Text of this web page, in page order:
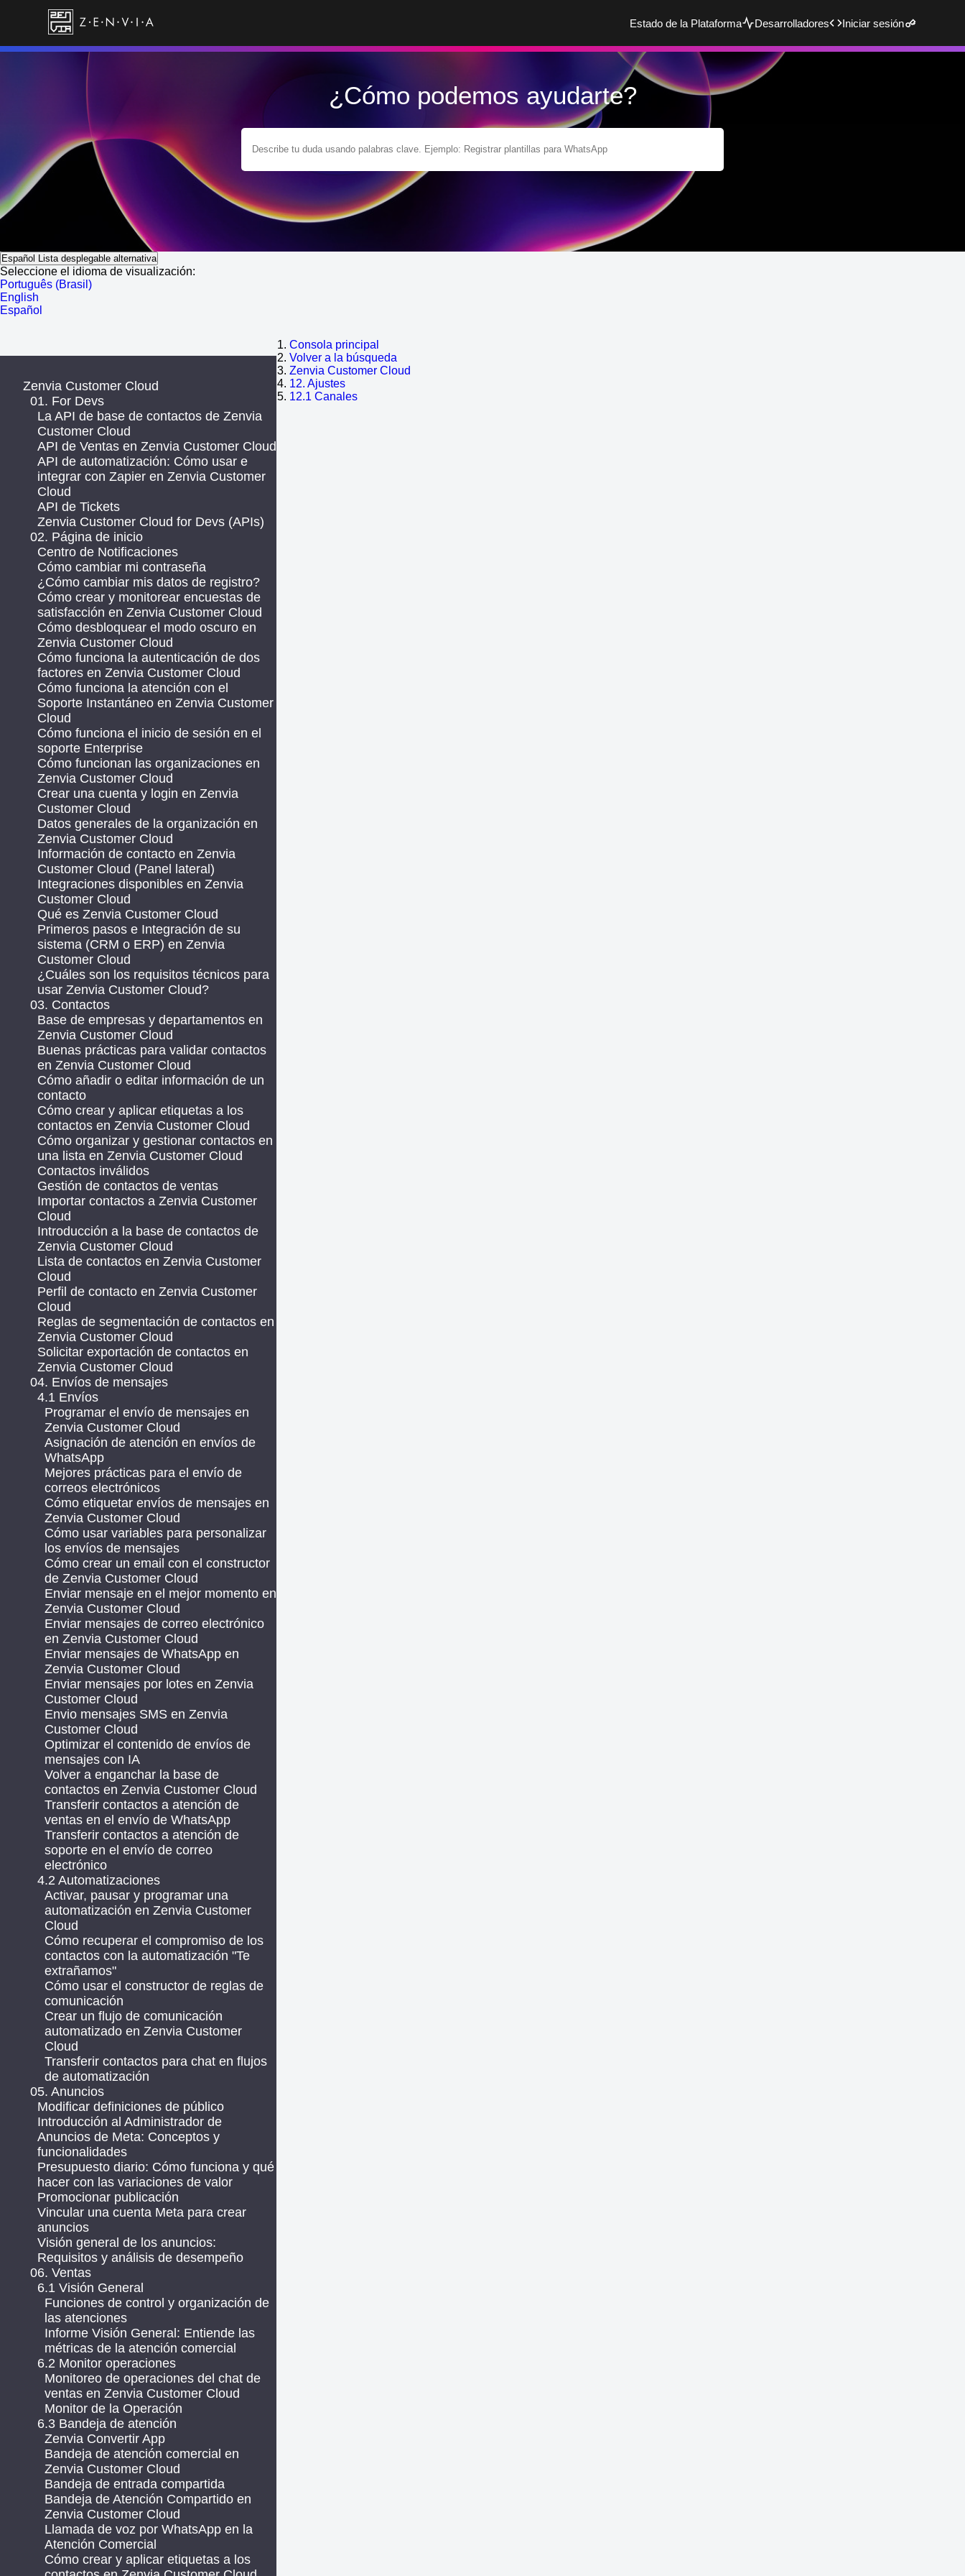
Estado de la Plataforma Desarrolladores Iniciar sesión
¿Cómo podemos ayudarte?
Español Lista desplegable alternativa
Seleccione el idioma de visualización:
Português (Brasil)
English
Español
Consola principal
Volver a la búsqueda
Zenvia Customer Cloud
12. Ajustes
12.1 Canales
Zenvia Customer Cloud
01. For Devs
La API de base de contactos de Zenvia
Customer Cloud
API de Ventas en Zenvia Customer Cloud
API de automatización: Cómo usar e
integrar con Zapier en Zenvia Customer
Cloud
API de Tickets
Zenvia Customer Cloud for Devs (APIs)
02. Página de inicio
Centro de Notificaciones
Cómo cambiar mi contraseña
¿Cómo cambiar mis datos de registro?
Cómo crear y monitorear encuestas de
satisfacción en Zenvia Customer Cloud
Cómo desbloquear el modo oscuro en
Zenvia Customer Cloud
Cómo funciona la autenticación de dos
factores en Zenvia Customer Cloud
Cómo funciona la atención con el
Soporte Instantáneo en Zenvia Customer
Cloud
Cómo funciona el inicio de sesión en el
soporte Enterprise
Cómo funcionan las organizaciones en
Zenvia Customer Cloud
Crear una cuenta y login en Zenvia
Customer Cloud
Datos generales de la organización en
Zenvia Customer Cloud
Información de contacto en Zenvia
Customer Cloud (Panel lateral)
Integraciones disponibles en Zenvia
Customer Cloud
Qué es Zenvia Customer Cloud
Primeros pasos e Integración de su
sistema (CRM o ERP) en Zenvia
Customer Cloud
¿Cuáles son los requisitos técnicos para
usar Zenvia Customer Cloud?
03. Contactos
Base de empresas y departamentos en
Zenvia Customer Cloud
Buenas prácticas para validar contactos
en Zenvia Customer Cloud
Cómo añadir o editar información de un
contacto
Cómo crear y aplicar etiquetas a los
contactos en Zenvia Customer Cloud
Cómo organizar y gestionar contactos en
una lista en Zenvia Customer Cloud
Contactos inválidos
Gestión de contactos de ventas
Importar contactos a Zenvia Customer
Cloud
Introducción a la base de contactos de
Zenvia Customer Cloud
Lista de contactos en Zenvia Customer
Cloud
Perfil de contacto en Zenvia Customer
Cloud
Reglas de segmentación de contactos en
Zenvia Customer Cloud
Solicitar exportación de contactos en
Zenvia Customer Cloud
04. Envíos de mensajes
4.1 Envíos
Programar el envío de mensajes en
Zenvia Customer Cloud
Asignación de atención en envíos de
WhatsApp
Mejores prácticas para el envío de
correos electrónicos
Cómo etiquetar envíos de mensajes en
Zenvia Customer Cloud
Cómo usar variables para personalizar
los envíos de mensajes
Cómo crear un email con el constructor
de Zenvia Customer Cloud
Enviar mensaje en el mejor momento en
Zenvia Customer Cloud
Enviar mensajes de correo electrónico
en Zenvia Customer Cloud
Enviar mensajes de WhatsApp en
Zenvia Customer Cloud
Enviar mensajes por lotes en Zenvia
Customer Cloud
Envio mensajes SMS en Zenvia
Customer Cloud
Optimizar el contenido de envíos de
mensajes con IA
Volver a enganchar la base de
contactos en Zenvia Customer Cloud
Transferir contactos a atención de
ventas en el envío de WhatsApp
Transferir contactos a atención de
soporte en el envío de correo
electrónico
4.2 Automatizaciones
Activar, pausar y programar una
automatización en Zenvia Customer
Cloud
Cómo recuperar el compromiso de los
contactos con la automatización "Te
extrañamos"
Cómo usar el constructor de reglas de
comunicación
Crear un flujo de comunicación
automatizado en Zenvia Customer
Cloud
Transferir contactos para chat en flujos
de automatización
05. Anuncios
Modificar definiciones de público
Introducción al Administrador de
Anuncios de Meta: Conceptos y
funcionalidades
Presupuesto diario: Cómo funciona y qué
hacer con las variaciones de valor
Promocionar publicación
Vincular una cuenta Meta para crear
anuncios
Visión general de los anuncios:
Requisitos y análisis de desempeño
06. Ventas
6.1 Visión General
Funciones de control y organización de
las atenciones
Informe Visión General: Entiende las
métricas de la atención comercial
6.2 Monitor operaciones
Monitoreo de operaciones del chat de
ventas en Zenvia Customer Cloud
Monitor de la Operación
6.3 Bandeja de atención
Zenvia Convertir App
Bandeja de atención comercial en
Zenvia Customer Cloud
Bandeja de entrada compartida
Bandeja de Atención Compartido en
Zenvia Customer Cloud
Llamada de voz por WhatsApp en la
Atención Comercial
Cómo crear y aplicar etiquetas a los